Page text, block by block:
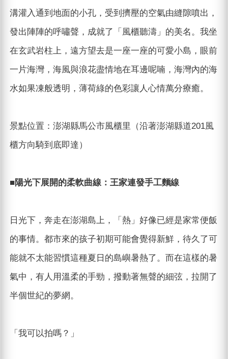
溝灌入通到地面的小孔，受到擠壓的空氣由縫隙噴出，
發出陣陣的呼嘯聲，成就了「風櫃聽濤」的美名。我坐
在玄武岩柱上，遠方望去是一座一座的可愛小島，眼前
一片海灣，海風與浪花盡情地在耳邊呢喃，海灣內的海
水如果凍般透明，薄荷綠的色彩讓人心情萬分療癒。
景點位置：澎湖縣馬公市風櫃里（沿著澎湖縣道201風
櫃方向騎到底即達）
■陽光下展開的柔軟曲線：王家連發手工麵線
日光下，奔走在澎湖島上，「熱」好像已經是家常便飯
的事情。都市來的孩子初期可能會覺得新鮮，待久了可
能就不太能習慣這種夏日的島嶼暑熱了。而在這樣的暑
氣中，有人用溫柔的手勁，撥動著無聲的細弦，拉開了
半個世紀的夢網。
「我可以拍嗎？」